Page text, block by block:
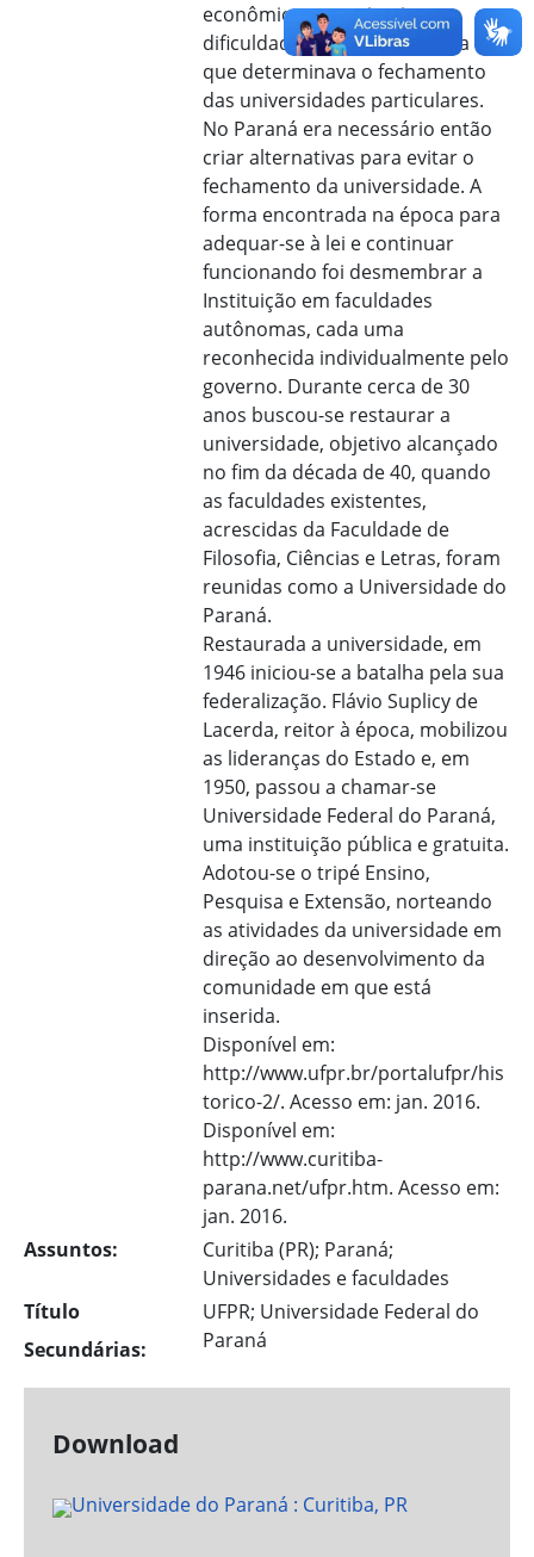
econômica e as primeiras
dificuldades. Dentre elas uma lei
que determinava o fechamento
das universidades particulares.
No Paraná era necessário então
criar alternativas para evitar o
fechamento da universidade. A
forma encontrada na época para
adequar-se à lei e continuar
funcionando foi desmembrar a
Instituição em faculdades
autônomas, cada uma
reconhecida individualmente pelo
governo. Durante cerca de 30
anos buscou-se restaurar a
universidade, objetivo alcançado
no fim da década de 40, quando
as faculdades existentes,
acrescidas da Faculdade de
Filosofia, Ciências e Letras, foram
reunidas como a Universidade do
Paraná.
Restaurada a universidade, em
1946 iniciou-se a batalha pela sua
federalização. Flávio Suplicy de
Lacerda, reitor à época, mobilizou
as lideranças do Estado e, em
1950, passou a chamar-se
Universidade Federal do Paraná,
uma instituição pública e gratuita.
Adotou-se o tripé Ensino,
Pesquisa e Extensão, norteando
as atividades da universidade em
direção ao desenvolvimento da
comunidade em que está
inserida.
Disponível em:
http://www.ufpr.br/portalufpr/his
torico-2/. Acesso em: jan. 2016.
Disponível em:
http://www.curitiba-
parana.net/ufpr.htm. Acesso em:
jan. 2016.
Assuntos:
Curitiba (PR); Paraná;
Universidades e faculdades
Título
Secundárias:
UFPR; Universidade Federal do
Paraná
Download